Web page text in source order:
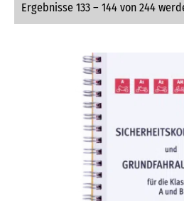
Ergebnisse 133 – 144 von 244